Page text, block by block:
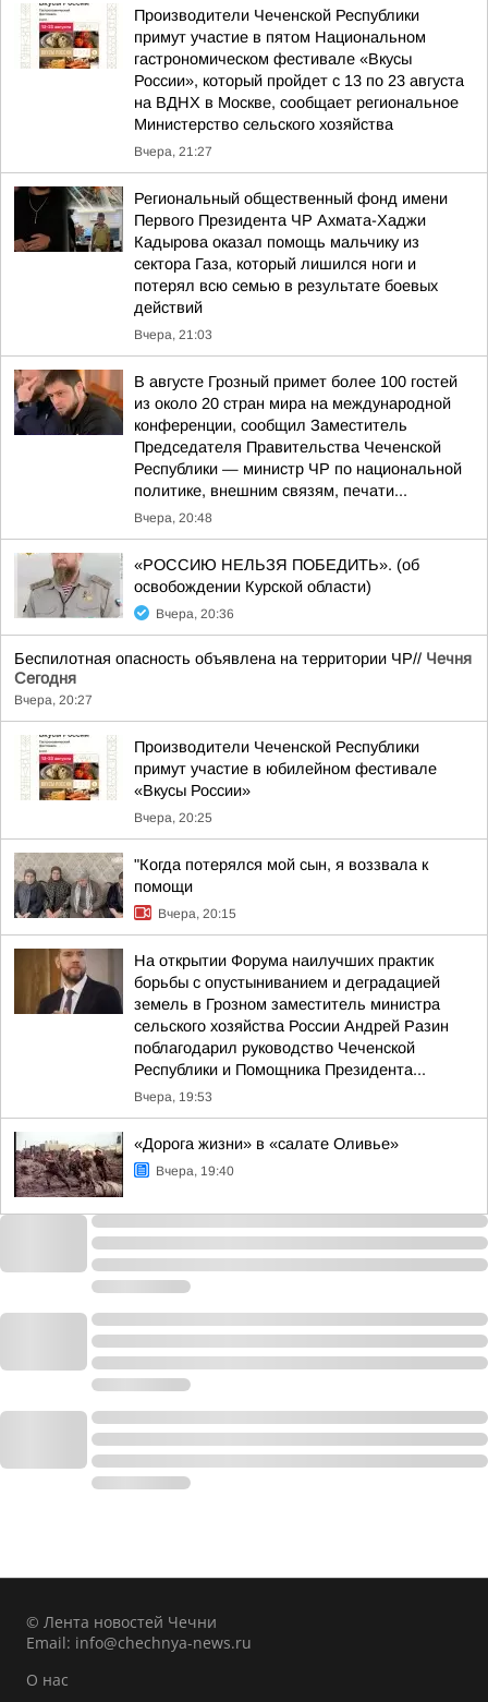
Производители Чеченской Республики
примут участие в пятом Национальном
гастрономическом фестивале «Вкусы
России», который пройдет с 13 по 23 августа
на ВДНХ в Москве, сообщает региональное
Министерство сельского хозяйства
Вчера, 21:27
Региональный общественный фонд имени
Первого Президента ЧР Ахмата-Хаджи
Кадырова оказал помощь мальчику из
сектора Газа, который лишился ноги и
потерял всю семью в результате боевых
действий
Вчера, 21:03
В августе Грозный примет более 100 гостей
из около 20 стран мира на международной
конференции, сообщил Заместитель
Председателя Правительства Чеченской
Республики — министр ЧР по национальной
политике, внешним связям, печати...
Вчера, 20:48
«РОССИЮ НЕЛЬЗЯ ПОБЕДИТЬ». (об
освобождении Курской области)
Вчера, 20:36
Беспилотная опасность объявлена на территории ЧР// Чечня
Сегодня
Вчера, 20:27
Производители Чеченской Республики
примут участие в юбилейном фестивале
«Вкусы России»
Вчера, 20:25
"Когда потерялся мой сын, я воззвала к
помощи
Вчера, 20:15
На открытии Форума наилучших практик
борьбы с опустыниванием и деградацией
земель в Грозном заместитель министра
сельского хозяйства России Андрей Разин
поблагодарил руководство Чеченской
Республики и Помощника Президента...
Вчера, 19:53
«Дорога жизни» в «салате Оливье»
Вчера, 19:40
© Лента новостей Чечни
Email: info@chechnya-news.ru
О нас